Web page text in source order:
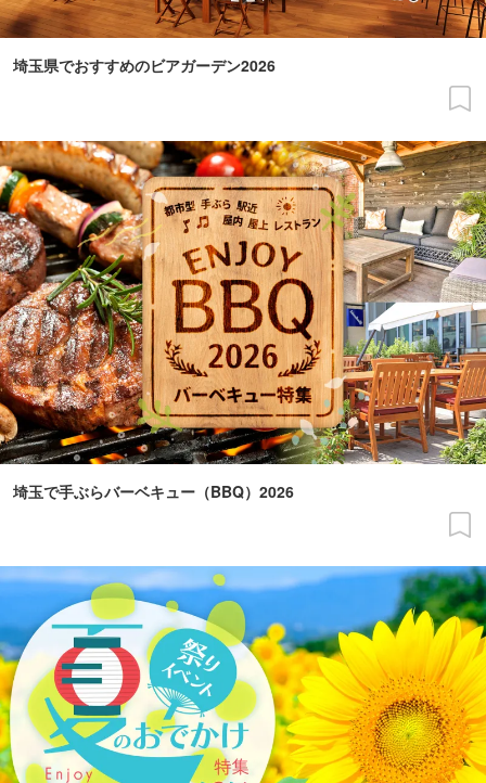
埼玉県でおすすめのビアガーデン2026
埼玉で手ぶらバーベキュー（BBQ）2026